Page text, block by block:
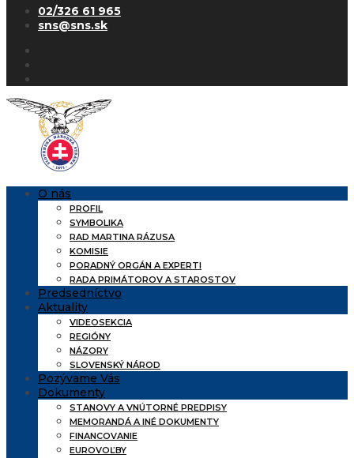
02/326 61 965
sns@sns.sk
O nás
PROFIL
SYMBOLIKA
RAD MARTINA RÁZUSA
KOMISIE
PORADNÝ ORGÁN A EXPERTI
RADA PRIMÁTOROV A STAROSTOV
Predsedníctvo
Aktuality
VIDEOSEKCIA
REGIÓNY
NÁZORY
SLOVENSKÝ NÁROD
Pozývame Vás
Dokumenty
STANOVY A VNÚTORNÉ PREDPISY
MEMORANDÁ A INÉ DOKUMENTY
FINANCOVANIE
EUROVOĽBY